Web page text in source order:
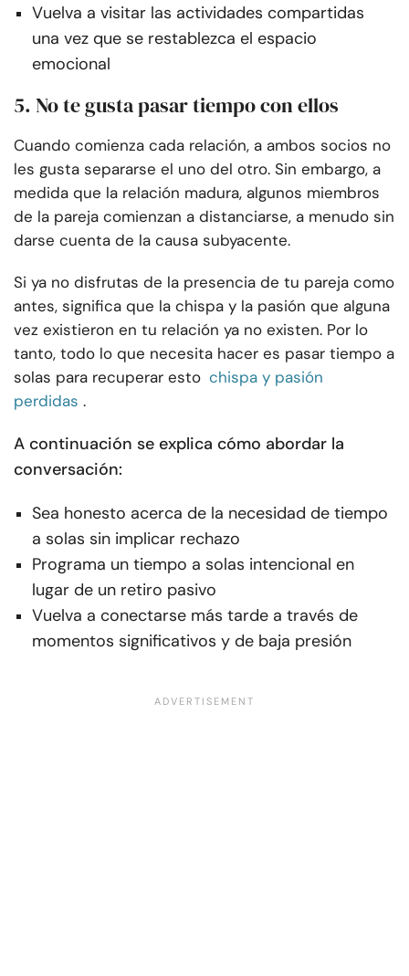
Vuelva a visitar las actividades compartidas
una vez que se restablezca el espacio
emocional
5. No te gusta pasar tiempo con ellos
Cuando comienza cada relación, a ambos socios no
les gusta separarse el uno del otro. Sin embargo, a
medida que la relación madura, algunos miembros
de la pareja comienzan a distanciarse, a menudo sin
darse cuenta de la causa subyacente.
Si ya no disfrutas de la presencia de tu pareja como
antes, significa que la chispa y la pasión que alguna
vez existieron en tu relación ya no existen. Por lo
tanto, todo lo que necesita hacer es pasar tiempo a
solas para recuperar esto chispa y pasión
perdidas .
A continuación se explica cómo abordar la
conversación:
Sea honesto acerca de la necesidad de tiempo
a solas sin implicar rechazo
Programa un tiempo a solas intencional en
lugar de un retiro pasivo
Vuelva a conectarse más tarde a través de
momentos significativos y de baja presión